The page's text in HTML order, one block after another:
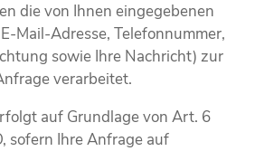
die von Ihnen eingegebenen
Mail-Adresse, Telefonnummer,
sowie Ihre Nachricht) zur
verarbeitet.
auf Grundlage von Art. 6
sofern Ihre Anfrage auf